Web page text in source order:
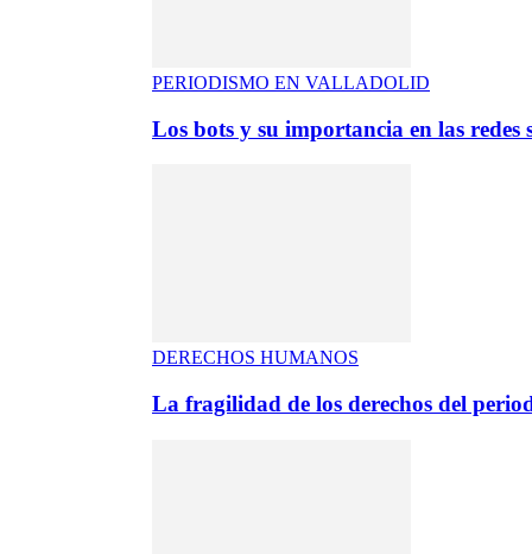
PERIODISMO EN VALLADOLID
Los bots y su importancia en las redes
DERECHOS HUMANOS
La fragilidad de los derechos del